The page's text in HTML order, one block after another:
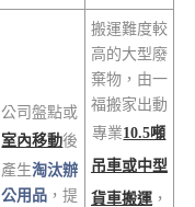
公司盤點或
室內移動後
產生淘汰辦
公用品 ，提
搬運難度較
高的大型廢
棄物，由一
福搬家出動
專業10.5噸
吊車或中型
貨車搬運，